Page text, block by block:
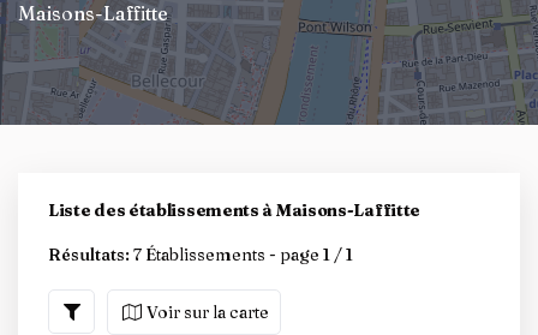
Maisons-Laffitte
Liste des établissements à Maisons-Laffitte
Résultats: 7 Établissements - page 1 / 1
Voir sur la carte